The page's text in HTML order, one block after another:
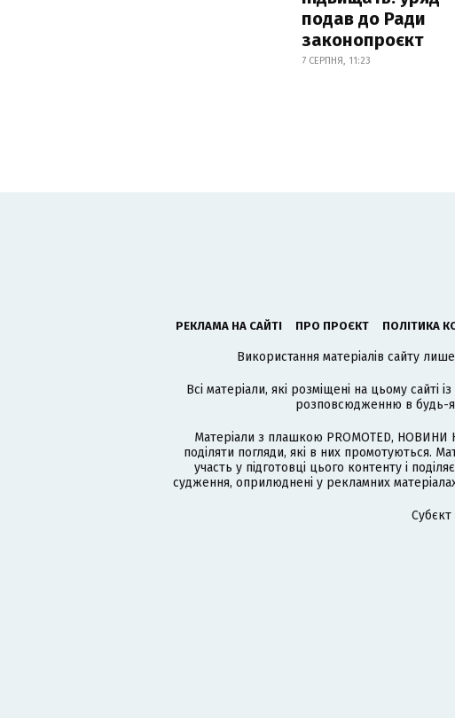
подав до Ради
законопроєкт
7 СЕРПНЯ, 11:23
РЕКЛАМА НА САЙТІ ПРО ПРОЄКТ ПОЛІТИКА
Використання матеріалів сайту
Всі матеріали, які розміщені на цьому сайті
розповсюдженню в будь-
Матеріали з плашкою PROMOTED,
поділяти погляди, які в них
участь у підготовці цього контенту і
судження, оприлюднені у рекламних